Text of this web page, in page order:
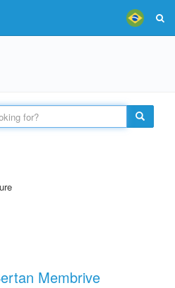
Membrive